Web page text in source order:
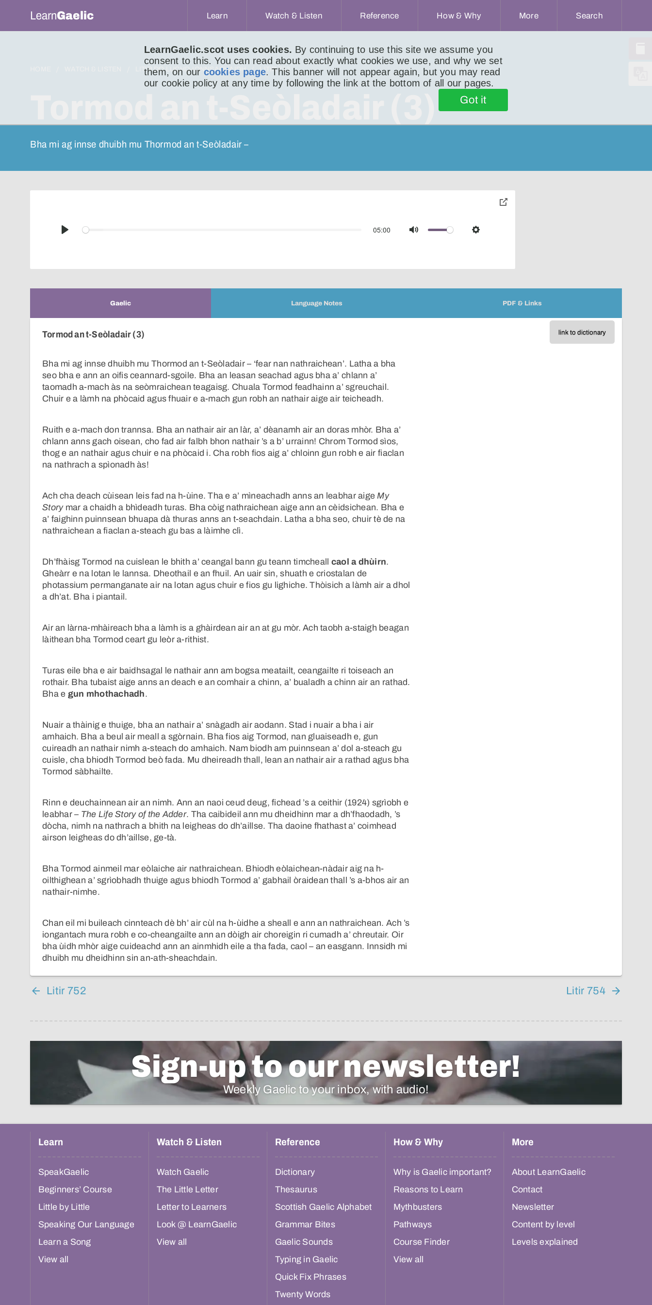
LearnGaelic.scot uses cookies. By continuing to use this site we assume you
consent to this. You can read about exactly what cookies we use, and why we set
them, on our cookies page. This banner will not appear again, but you may read
our cookie policy at any time by following the link at the bottom of all our pages.
Got it
LearnGaelic Learn Watch & Listen Reference How & Why More Search
LITIR DO LUCHD-IONNSACHAIDH LITIR 753
Bha mi ag innse dhuibh mu Thormod an t-Seòladair –
Play
05:00
Mute Settings
toggle
Gaelic Language Notes PDF & Links
link to dictionary
Tormod an t-Seòladair (3)
Bha mi ag innse dhuibh mu Thormod an t-Seòladair – ‘fear nan nathraichean’. Latha a bha
seo bha e ann an oifis ceannard-sgoile. Bha an leasan seachad agus bha a’ chlann a’
taomadh a-mach às na seòmraichean teagaisg. Chuala Tormod feadhainn a’ sgreuchail.
Chuir e a làmh na phòcaid agus fhuair e a-mach gun robh an nathair aige air teicheadh.
Ruith e a-mach don trannsa. Bha an nathair air an làr, a’ dèanamh air an doras mhòr. Bha a’
chlann anns gach oisean, cho fad air falbh bhon nathair ’s a b’ urrainn! Chrom Tormod sìos,
thog e an nathair agus chuir e na phòcaid i. Cha robh fios aig a’ chloinn gun robh e air fiaclan
na nathrach a spìonadh às!
Ach cha deach cùisean leis fad na h-ùine. Tha e a’ mìneachadh anns an leabhar aigeMy
Storymar a chaidh a bhìdeadh turas. Bha còig nathraichean aige ann an cèidsichean. Bha e
a’ faighinn puinnsean bhuapa dà thuras anns an t-seachdain. Latha a bha seo, chuir tè de na
nathraichean a fiaclan a-steach gu bas a làimhe clì.
Dh’fhàisg Tormod na cuislean le bhith a’ ceangal bann gu teann timcheall caol a dhùirn.
Gheàrr e na lotan le lannsa. Dheothail e an fhuil. An uair sin, shuath e criostalan de
photassium permanganate air na lotan agus chuir e fios gu lighiche. Thòisich a làmh air a dhol
a dh’at. Bha i piantail.
Air an làrna-mhàireach bha a làmh is a ghàirdean air an at gu mòr. Ach taobh a-staigh beagan
làithean bha Tormod ceart gu leòr a-rithist.
Turas eile bha e air baidhsagal le nathair ann am bogsa meatailt, ceangailte ri toiseach an
rothair. Bha tubaist aige anns an deach e an comhair a chinn, a’ bualadh a chinn air an rathad.
Bha e gun mhothachadh.
Nuair a thàinig e thuige, bha an nathair a’ snàgadh air aodann. Stad i nuair a bha i air
amhaich. Bha a beul air meall a sgòrnain. Bha fios aig Tormod, nan gluaiseadh e, gun
cuireadh an nathair nimh a-steach do amhaich. Nam biodh am puinnsean a’ dol a-steach gu
cuisle, cha bhiodh Tormod beò fada. Mu dheireadh thall, lean an nathair air a rathad agus bha
Tormod sàbhailte.
Rinn e deuchainnean air an nimh. Ann an naoi ceud deug, fichead ’s a ceithir (1924) sgrìobh e
leabhar – The Life Story of the Adder. Tha caibideil ann mu dheidhinn mar a dh’fhaodadh, ’s
dòcha, nimh na nathrach a bhith na leigheas do dh’aillse. Tha daoine fhathast a’ coimhead
airson leigheas do dh’aillse, ge-tà.
Bha Tormod ainmeil mar eòlaiche air nathraichean. Bhiodh eòlaichean-nàdair aig na h-
oilthighean a’ sgrìobhadh thuige agus bhiodh Tormod a’ gabhail òraidean thall ’s a-bhos air an
nathair-nimhe.
Chan eil mi buileach cinnteach dè bh’ air cùl na h-ùidhe a sheall e ann an nathraichean. Ach ’s
iongantach mura robh e co-cheangailte ann an dòigh air choreigin ri cumadh a’ chreutair. Oir
bha ùidh mhòr aige cuideachd ann an ainmhidh eile a tha fada, caol – an easgann. Innsidh mi
dhuibh mu dheidhinn sin an-ath-sheachdain.
Litir 752 Litir 754
Sign-up to our newsletter!
Weekly Gaelic to your inbox, with audio!
Learn
SpeakGaelic
Beginners’ Course
Little by Little
Speaking Our Language
Learn a Song
View all
Watch & Listen
Watch Gaelic
The Little Letter
Letter to Learners
Look @ LearnGaelic
View all
Reference
Dictionary
Thesaurus
Scottish Gaelic Alphabet
Grammar Bites
Gaelic Sounds
Typing in Gaelic
Quick Fix Phrases
Twenty Words
How & Why
Why is Gaelic important?
Reasons to Learn
Mythbusters
Pathways
Course Finder
View all
More
About LearnGaelic
Contact
Newsletter
Content by level
Levels explained